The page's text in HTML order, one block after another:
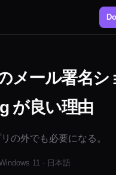
メール署名シ
が良い理由
の外でも必要になる。
11 · 日本語